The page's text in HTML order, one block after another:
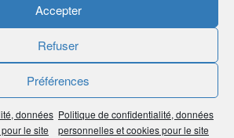
Accepter
Refuser
Préférences
données
le site
Politique de confidentialité, données
personnelles et cookies pour le site
Imprimer